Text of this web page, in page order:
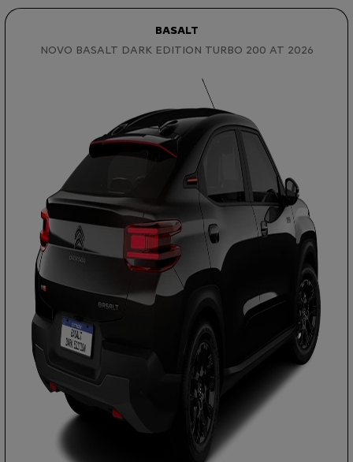
BASALT
NOVO BASALT DARK EDITION TURBO 200 AT 2026